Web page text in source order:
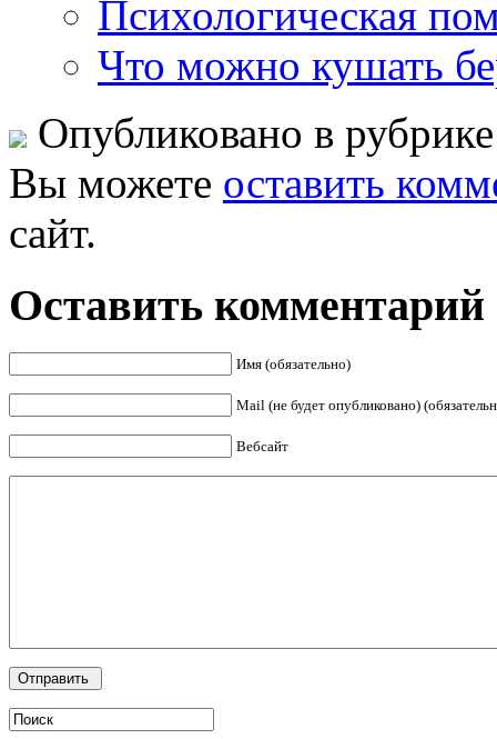
Психологическая
Что можно кушать
Опубликовано в
Вы можете оставить
сайт.
Оставить комментарий
Имя (обязательно)
Mail (не будет опубликовано)
Вебсайт